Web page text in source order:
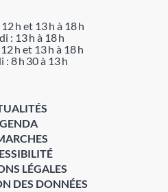
h et 13 h à 18 h
: 13 h à 18 h
h et 13 h à 18 h
: 8 h 30 à 13 h
LÉGALES
DES DONNÉES